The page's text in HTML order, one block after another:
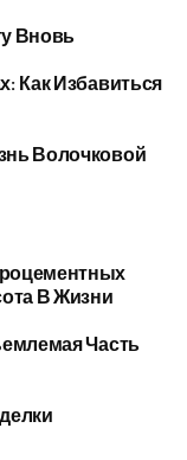
Вновь
Как Избавиться
Волочковой
В Жизни
Часть